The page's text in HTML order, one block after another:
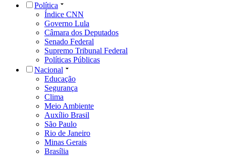
Política
Índice CNN
Governo Lula
Câmara dos Deputados
Senado Federal
Supremo Tribunal Federal
Políticas Públicas
Nacional
Educação
Segurança
Clima
Meio Ambiente
Auxílio Brasil
São Paulo
Rio de Janeiro
Minas Gerais
Brasília